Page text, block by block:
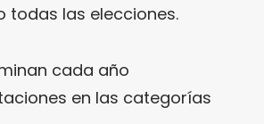
todas las elecciones.
cada año
en las categorías